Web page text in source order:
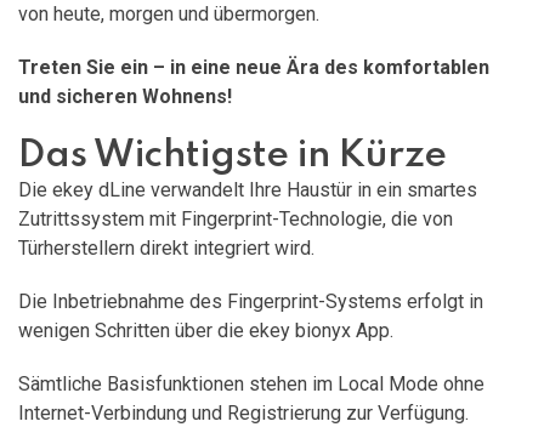
von heute, morgen und übermorgen.
Treten Sie ein – in eine neue Ära des komfortablen
und sicheren Wohnens!
Das Wichtigste in Kürze
Die ekey dLine verwandelt Ihre Haustür in ein smartes
Zutrittssystem mit Fingerprint-Technologie, die von
Türherstellern direkt integriert wird.
Die Inbetriebnahme des Fingerprint-Systems erfolgt in
wenigen Schritten über die ekey bionyx App.
Sämtliche Basisfunktionen stehen im Local Mode ohne
Internet-Verbindung und Registrierung zur Verfügung.